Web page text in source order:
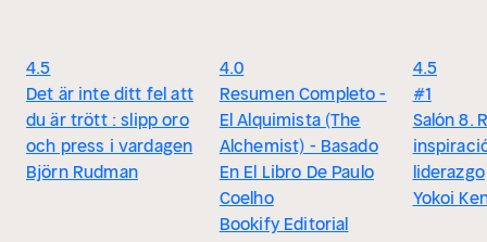
4.5
Det är inte ditt fel att
du är trött : slipp oro
och press i vardagen
Björn Rudman
4.0
Resumen Completo -
El Alquimista (The
Alchemist) - Basado
En El Libro De Paulo
Coelho
Bookify Editorial
4.5
#1
Salón 8.
liderazgo
Yokoi